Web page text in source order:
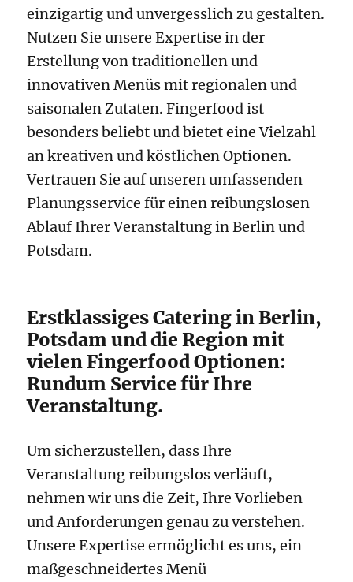
einzigartig und unvergesslich zu gestalten.
Nutzen Sie unsere Expertise in der
Erstellung von traditionellen und
innovativen Menüs mit regionalen und
saisonalen Zutaten. Fingerfood ist
besonders beliebt und bietet eine Vielzahl
an kreativen und köstlichen Optionen.
Vertrauen Sie auf unseren umfassenden
Planungsservice für einen reibungslosen
Ablauf Ihrer Veranstaltung in Berlin und
Potsdam.
Erstklassiges Catering in Berlin,
Potsdam und die Region mit
vielen Fingerfood Optionen:
Rundum Service für Ihre
Veranstaltung.
Um sicherzustellen, dass Ihre
Veranstaltung reibungslos verläuft,
nehmen wir uns die Zeit, Ihre Vorlieben
und Anforderungen genau zu verstehen.
Unsere Expertise ermöglicht es uns, ein
maßgeschneidertes Menü